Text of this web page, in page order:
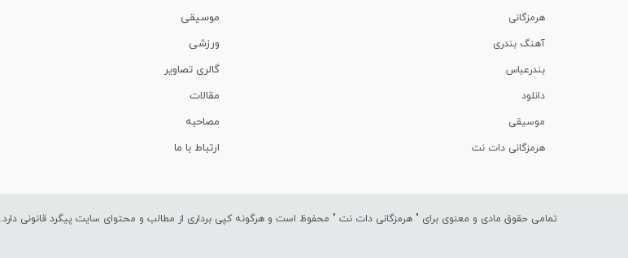
هرمزگانی
آهنگ بندری
بندرعباس
دانلود
موسیقی
هرمزگانی دات نت
موسیقی
ورزشی
گالری تصاویر
مقالات
مصاحبه
ارتباط با ما
تمامی حقوق مادی و معنوی برای " هرمزگانی دات نت " محفوظ است و هرگونه کپی برداری از مطالب و محتوای سایت پیگرد قانونی دارد.